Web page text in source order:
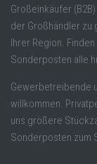
Großeinkäufer
der Großhändler zu
Ihrer Region. Finden
Sonderposten alle
Gewerbetreibende
willkommen.
uns größere
Sonderposten zum